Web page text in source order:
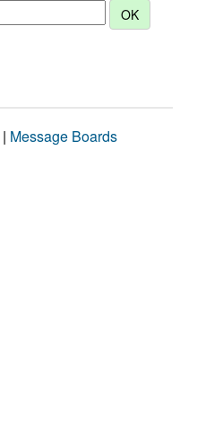
| Message Boards